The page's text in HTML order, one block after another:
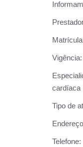
Vigência:
cardíaca
Tipo de
Telefone: